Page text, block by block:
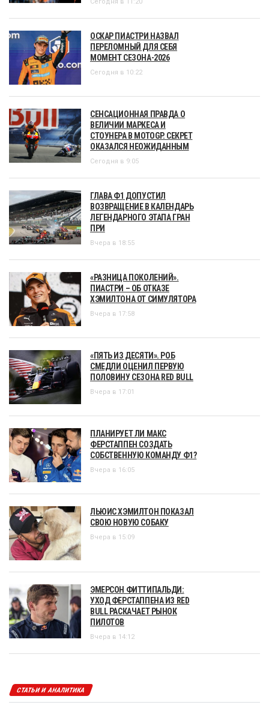
ОСКАР ПИАСТРИ НАЗВАЛ
ПЕРЕЛОМНЫЙ ДЛЯ СЕБЯ
МОМЕНТ СЕЗОНА-2026
Сегодня в 10:22
СЕНСАЦИОННАЯ ПРАВДА О
ВЕЛИЧИИ МАРКЕСА И
СТОУНЕРА В MOTOGP. СЕКРЕТ
ОКАЗАЛСЯ НЕОЖИДАННЫМ
Сегодня в 9:05
ГЛАВА Ф1 ДОПУСТИЛ
ВОЗВРАЩЕНИЕ В КАЛЕНДАРЬ
ЛЕГЕНДАРНОГО ЭТАПА ГРАН
ПРИ
Вчера в 18:55
«РАЗНИЦА ПОКОЛЕНИЙ».
ПИАСТРИ – ОБ ОТКАЗЕ
ХЭМИЛТОНА ОТ СИМУЛЯТОРА
Вчера в 17:58
«ПЯТЬ ИЗ ДЕСЯТИ». РОБ
СМЕДЛИ ОЦЕНИЛ ПЕРВУЮ
ПОЛОВИНУ СЕЗОНА RED BULL
Вчера в 17:01
ПЛАНИРУЕТ ЛИ МАКС
ФЕРСТАППЕН СОЗДАТЬ
СОБСТВЕННУЮ КОМАНДУ Ф1?
Вчера в 16:05
ЛЬЮИС ХЭМИЛТОН ПОКАЗАЛ
СВОЮ НОВУЮ СОБАКУ
Вчера в 15:09
ЭМЕРСОН ФИТТИПАЛЬДИ:
УХОД ФЕРСТАППЕНА ИЗ RED
BULL РАСКАЧАЕТ РЫНОК
ПИЛОТОВ
Вчера в 14:12
СТАТЬИ И АНАЛИТИКА